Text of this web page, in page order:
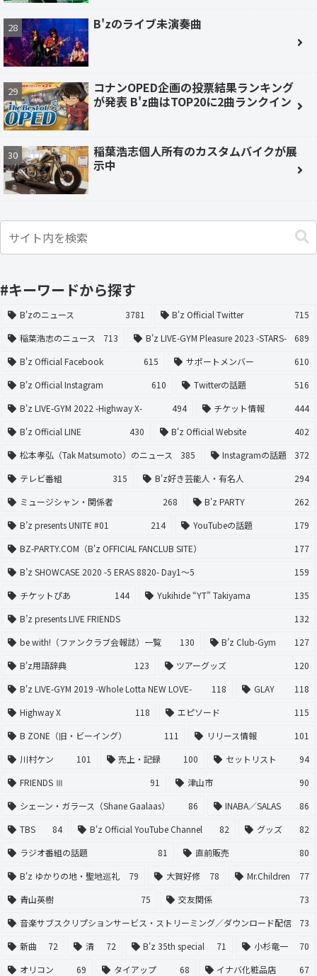
B'zのライブ未演奏曲
コナンOPED企画の投票結果ランキング
が発表 B'z曲はTOP20に2曲ランクイン
稲葉浩志個人所有のカスタムバイクが展
示中
#キーワードから探す
B'zのニュース 3781 B'z Official Twitter
715
稲葉浩志のニュース
713 B'z LIVE-GYM Pleasure 2023 -STARS-
689
B'z Official Facebook
615 サポートメンバー
610
B'z Official Instagram
610 Twitterの話題
516
B'z LIVE-GYM 2022 -Highway X-
494 チケット情報
444
B'z Official LINE
430 B'z Official Website
402
松本孝弘（Tak Matsumoto）のニュース
385 Instagramの話題
372
テレビ番組
315 B'z好き芸能人・有名人
294
ミュージシャン・関係者
268 B'z PARTY
262
B’z presents UNITE #01
214 YouTubeの話題
179
BZ-PARTY.COM（B'z OFFICIAL FANCLUB SITE）
177
B’z SHOWCASE 2020 -5 ERAS 8820- Day1〜5
159
チケットぴあ
144 Yukihide “YT” Takiyama
135
B’z presents LIVE FRIENDS
132
be with!（ファンクラブ会報誌）一覧
130 B’z Club-Gym
127
B'z用語辞典
123 ツアーグッズ
120
B'z LIVE-GYM 2019 -Whole Lotta NEW LOVE-
118 GLAY
118
Highway X
118 エピソード
115
B ZONE（旧・ビーイング）
111 リリース情報
101
川村ケン
101 売上・記録 100 セットリスト
94
FRIENDS Ⅲ
91 津山市
90
シェーン・ガラース（Shane Gaalaas）
86 INABA／SALAS
86
TBS
84 B'z Official YouTube Channel 82 グッズ
82
ラジオ番組の話題
81 直前販売
80
B'z ゆかりの地・聖地巡礼
79 大賀好修 78 Mr.Children
77
青山英樹
75 交友関係
73
音楽サブスクリプションサービス・ストリーミング／ダウンロード配信
73
新曲
72 清 72 B'z 35th special 71 小杉竜一
70
オリコン
69 タイアップ 68 イナバ化粧品店 67